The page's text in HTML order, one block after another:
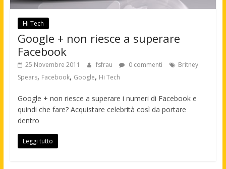
Hi Tech
Google + non riesce a superare
Facebook
25 Novembre 2011 fsfrau 0 commenti
Britney
Spears, Facebook, Google, Hi Tech
Google + non riesce a superare i numeri di Facebook e
quindi che fare? Acquistare celebrità così da portare
dentro
Leggi tutto